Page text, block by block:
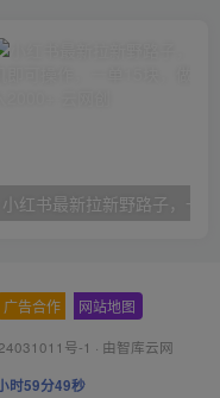
广告合作 网站地图
号-1 · 由智库云网
时59分49秒